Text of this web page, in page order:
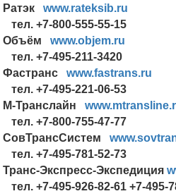
Ратэкwww.rateksib.ru
тел. +7-800-555-55-15
Объёмwww.objem.ru
тел. +7-495-211-3420
Фастрансwww.fastrans.ru
тел. +7-495-221-06-53
М-Транслайн
тел. +7-800-755-47-77
СовТрансСистем
тел. +7-495-781-52-73
Транс-Экспресс-Экспедиция
тел. +7-495-926-82-61 +7-495-